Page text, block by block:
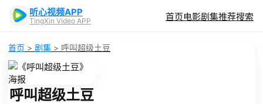
听心视频APP
TingXin Video APP 首页电影剧集推荐搜索
首页 > 剧集 > 呼叫超级土豆
呼叫超级土豆